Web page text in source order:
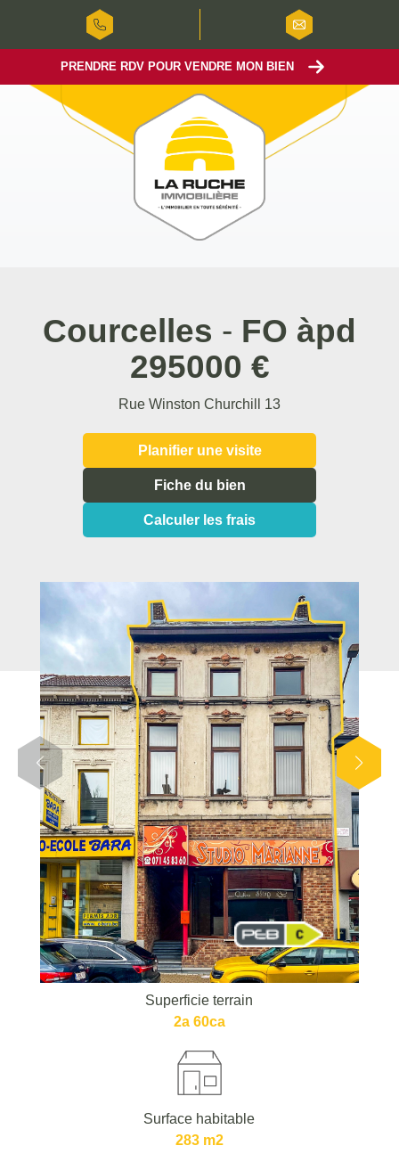
PRENDRE RDV POUR VENDRE MON BIEN
Courcelles - FO àpd
295000 €
Rue Winston Churchill 13
Planifier une visite
Fiche du bien
Calculer les frais
Superficie terrain
2a 60ca
Surface habitable
283 m2